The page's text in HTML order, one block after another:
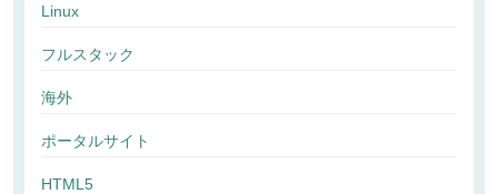
Linux
フルスタック
海外
ポータルサイト
HTML5